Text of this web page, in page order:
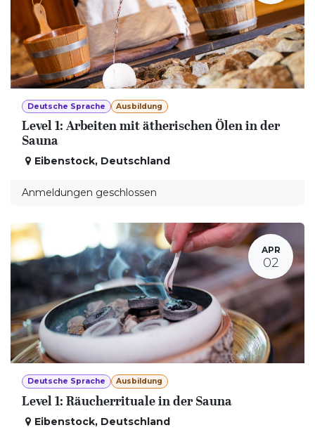
Deutsche Sprache Ausbildung
Level 1: Arbeiten mit ätherischen Ölen in der
Sauna
Eibenstock, Deutschland
Anmeldungen geschlossen
APR
02
Deutsche Sprache Ausbildung
Level 1: Räucherrituale in der Sauna
Eibenstock, Deutschland